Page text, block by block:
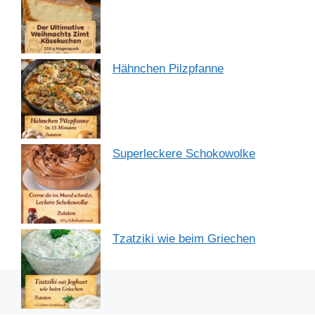
Hähnchen Pilzpfanne
Superleckere Schokowolke
Tzatziki wie beim Griechen